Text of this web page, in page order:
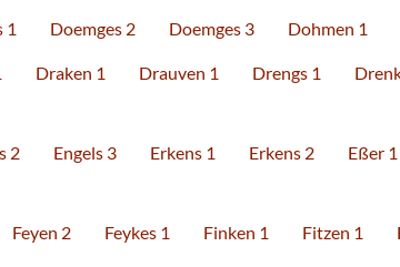
1 Doemges 2 Doemges 3 Dohmen 1
Draken 1 Drauven 1 Drengs 1
2 Engels 3 Erkens 1 Erkens 2 Eßer 1
Feyen 2 Feykes 1 Finken 1 Fitzen 1